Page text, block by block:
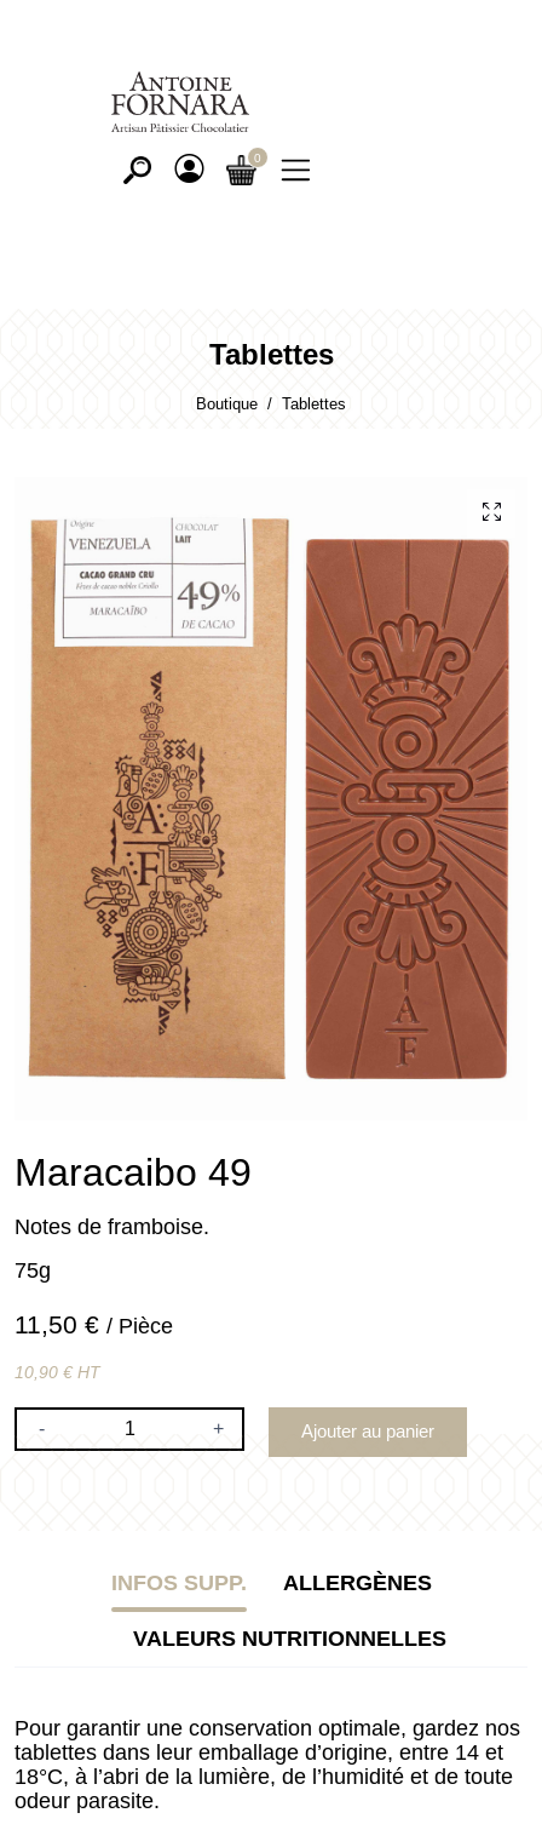
Tablettes
Boutique Tablettes
Maracaibo 49
Notes de framboise.
75g
11,50 € / Pièce
10,90 € HT
- + Ajouter au panier
INFOS SUPP. ALLERGÈNES
VALEURS NUTRITIONNELLES
Pour garantir une conservation optimale, gardez nos
tablettes dans leur emballage d’origine, entre 14 et
18°C, à l’abri de la lumière, de l’humidité et de toute
odeur parasite.